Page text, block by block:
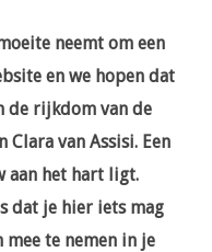
neemt om een
en we hopen dat
de rijkdom van de
van Assisi. Een
aan het hart ligt.
dat je hier iets mag
te nemen in je